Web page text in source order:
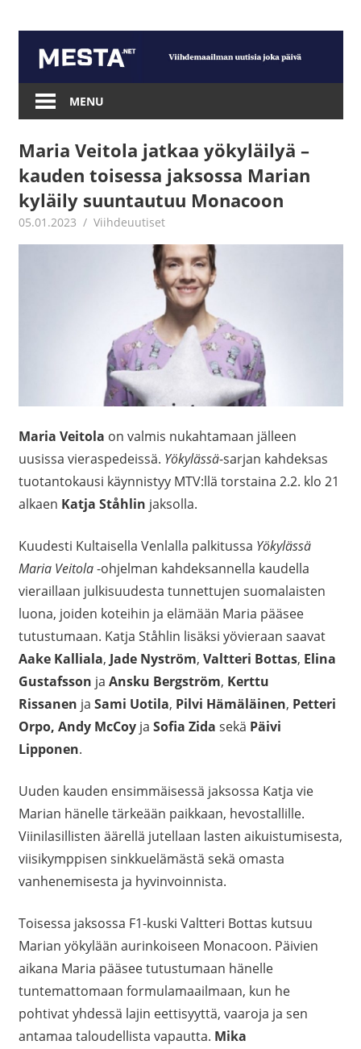
content
Mesta.net
MENU
Maria Veitola jatkaa yökyläilyä –
kauden toisessa jaksossa Marian
kyläily suuntautuu Monacoon
05.01.2023 Juha Kaunisto
Viihdeuutiset
Maria Veitola on valmis nukahtamaan jälleen
uusissa vieraspedeissä. Yökylässä-sarjan kahdeksas
tuotantokausi käynnistyy MTV:llä torstaina 2.2. klo 21
alkaen Katja Ståhlin jaksolla.
Kuudesti Kultaisella Venlalla palkitussa Yökylässä
Maria Veitola-ohjelman kahdeksannella kaudella
vieraillaan julkisuudesta tunnettujen suomalaisten
luona, joiden koteihin ja elämään Maria pääsee
tutustumaan. Katja Ståhlin lisäksi yövieraan saavat
Aake Kalliala, Jade Nyström, Valtteri Bottas, Elina
Gustafsson ja Ansku Bergström, Kerttu
Rissanen ja Sami Uotila, Pilvi Hämäläinen, Petteri
Orpo, Andy McCoy ja Sofia Zida sekä Päivi
Lipponen.
Uuden kauden ensimmäisessä jaksossa Katja vie
Marian hänelle tärkeään paikkaan, hevostallille.
Viinilasillisten äärellä jutellaan lasten aikuistumisesta,
viisikymppisen sinkkuelämästä sekä omasta
vanhenemisesta ja hyvinvoinnista.
Toisessa jaksossa F1-kuski Valtteri Bottas kutsuu
Marian yökylään aurinkoiseen Monacoon. Päivien
aikana Maria pääsee tutustumaan hänelle
tuntemattomaan formulamaailmaan, kun he
pohtivat yhdessä lajin eettisyyttä, vaaroja ja sen
antamaa taloudellista vapautta. Mika